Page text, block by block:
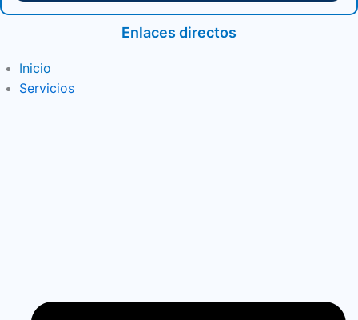
Enlaces directos
Inicio
Servicios